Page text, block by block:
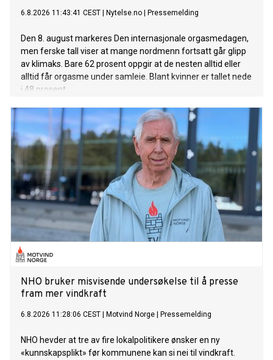
6.8.2026 11:43:41 CEST Nytelse.no Pressemelding
Den 8. august markeres Den internasjonale orgasmedagen,
men ferske tall viser at mange nordmenn fortsatt går glipp
av klimaks. Bare 62 prosent oppgir at de nesten alltid eller
alltid får orgasme under samleie. Blant kvinner er tallet nede
i 48 prosent.
NHO bruker misvisende undersøkelse til å presse
fram mer vindkraft
6.8.2026 11:28:06 CEST Motvind Norge Pressemelding
NHO hevder at tre av fire lokalpolitikere ønsker en ny
«kunnskapsplikt» før kommunene kan si nei til vindkraft.